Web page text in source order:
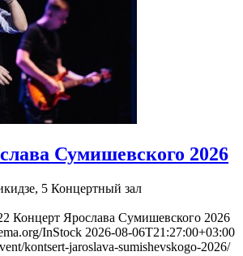
Сумишевского 2026
5 Концертный зал
Концерт Ярослава Сумишевского 2026
InStock 2026-08-06T21:27:00+03:00
kontsert-jaroslava-sumishevskogo-2026/